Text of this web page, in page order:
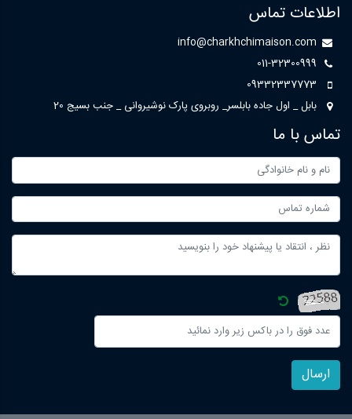
اطلاعات تماس
info@charkhchimaison.com
011-32300999
09332337773
بابل _ اول جاده بابلسر_ روبروی پارک نوشیروانی _ جنب بسیج 20
تماس با ما
ارسال